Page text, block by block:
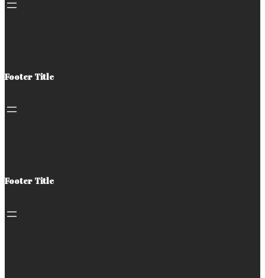
Footer Title
Footer Title